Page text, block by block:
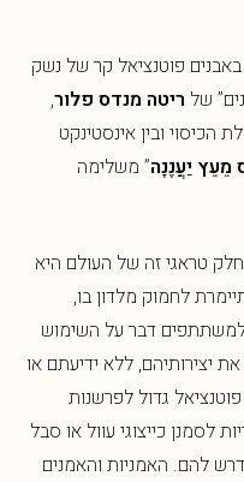
באבנים פוטנציאל קר של נשק
של ריטה מנדס פלור,
הכיסוי ובין אינסטינקט
מֵעֵץ יַעֲנֶנָה” משלימה
טראגי זה של העולם היא
לחמוק מלדון בו,
דבר על השימוש
יצירותיהם, ללא ידיעתם או
גדול לפרשנות
לסמנן כייצוגי עוול או סבל
להם. האמניות והאמנים